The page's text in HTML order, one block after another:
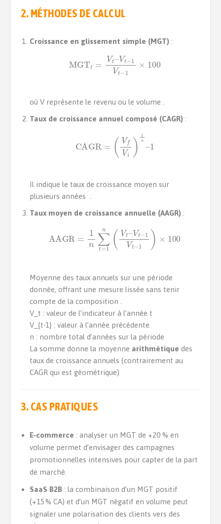
2. MÉTHODES DE CALCUL
Croissance en glissement simple (MGT):
–Vt −1V t
où V représente le revenu ou le volume .
Taux de croissance annuel composé (CAGR):
–
Il indique le taux de croissance moyen sur
plusieurs années .
Taux moyen de croissance annuelle (AAGR):
∑t 1n t –V −1 −
Moyenne des taux annuels sur une période
donnée, offrant une mesure lissée sans tenir
compte de la composition .
V_t : valeur de l’indicateur à l’année t
V_{t-1} : valeur à l’année précédente
n : nombre total d’années sur la période
La somme donne la moyenne arithmétique des
taux de croissance annuels (contrairement au
CAGR qui est géométrique)
3. CAS PRATIQUES
E‑commerce : analyser un MGT de +20 % en
volume permet d’envisager des campagnes
promotionnelles intensives pour capter de la part
de marché.
SaaS B2B: la combinaison d’un MGT positif
(+15 % CA) et d’un MGT négatif en volume peut
signaler une polarisation des clients vers des